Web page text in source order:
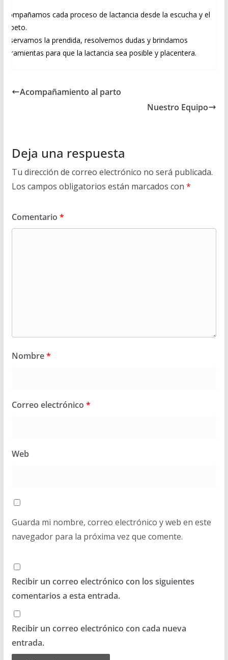
Acompañamos cada proceso de lactancia desde la escucha y el
respeto.
Observamos la prendida, resolvemos dudas y brindamos
herramientas para que la lactancia sea posible y placentera.
Acompañamiento al parto
Nuestro Equipo
Deja una respuesta
Tu dirección de correo electrónico no será publicada.
Los campos obligatorios están marcados con *
Comentario *
Nombre*
Correo electrónico *
Web
Guarda mi nombre, correo electrónico y web en este
navegador para la próxima vez que comente.
Recibir un correo electrónico con los siguientes
comentarios a esta entrada.
Recibir un correo electrónico con cada nueva
entrada.